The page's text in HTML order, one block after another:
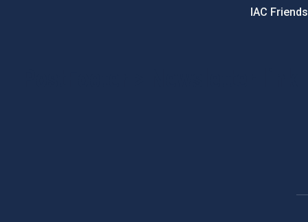
IAC Friends